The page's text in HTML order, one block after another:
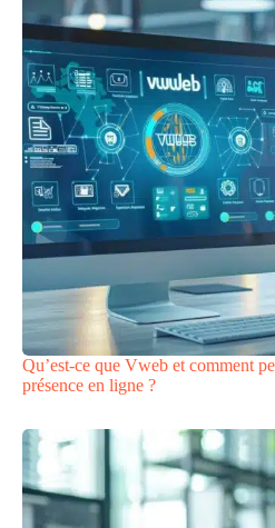
Qu’est-ce que Vweb et comment
présence en ligne ?